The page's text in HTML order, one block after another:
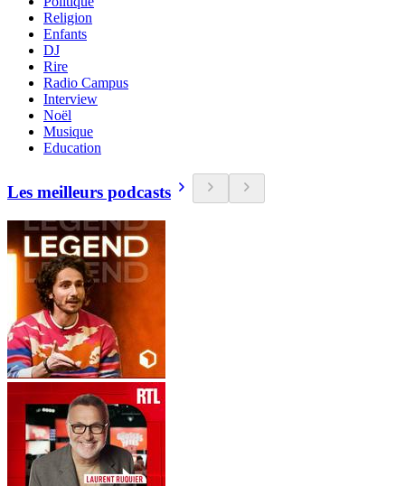
Religion
Enfants
DJ
Rire
Radio Campus
Interview
Noël
Musique
Education
Les meilleurs podcasts